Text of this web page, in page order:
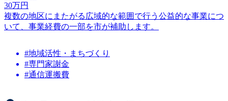
30万円
複数の地区にまたがる広域的な範囲で行う公益的な事業につ
いて、事業経費の一部を市が補助します。
#地域活性・まちづくり
#専門家謝金
#通信運搬費